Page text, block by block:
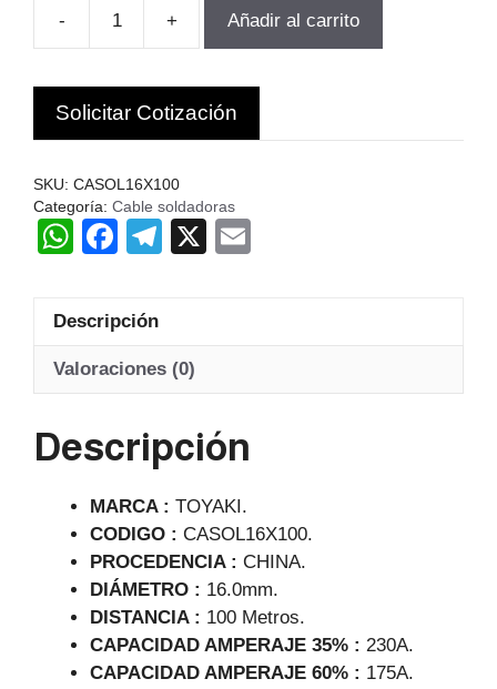
-
CABLE
SOLDAR
16MM
(ROLLO
TOYAKI
CHINA
C
+ Añadir al carrito
Solicitar Cotización
SKU: CASOL16X100
Categoría: Cable soldadoras
W
at
s
A
p
F
c
e
b
o
T
gr
a
X
Descripción
Valoraciones (0)
Descripción
MARCA : TOYAKI.
CODIGO : CASOL16X100.
PROCEDENCIA : CHINA.
DIÁMETRO : 16.0mm.
DISTANCIA : 100 Metros.
CAPACIDAD AMPERAJE 35% : 230A.
CAPACIDAD AMPERAJE 60% : 175A.